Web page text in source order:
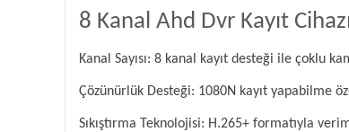
8 Kanal Ahd Dvr Kayıt
Kanal Sayısı: 8 kanal kayıt desteği ile çoklu
Çözünürlük Desteği: 1080N kayıt yapabilme
Sıkıştırma Teknolojisi: H.265+ formatıyla